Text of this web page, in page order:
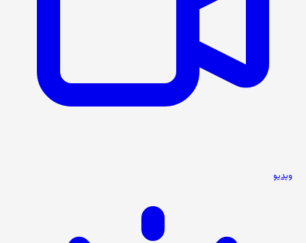
ویدیو